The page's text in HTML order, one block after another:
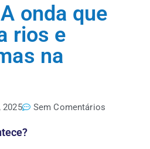
onda que
rios e
na
2025 Sem Comentários